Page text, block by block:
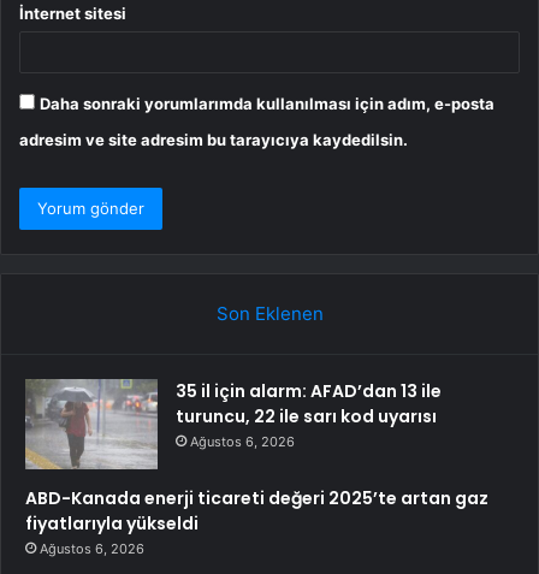
İnternet sitesi
Daha sonraki yorumlarımda kullanılması için adım, e-posta
adresim ve site adresim bu tarayıcıya kaydedilsin.
Son Eklenen
35 il için alarm: AFAD’dan 13 ile
turuncu, 22 ile sarı kod uyarısı
Ağustos 6, 2026
ABD-Kanada enerji ticareti değeri 2025’te artan gaz
fiyatlarıyla yükseldi
Ağustos 6, 2026